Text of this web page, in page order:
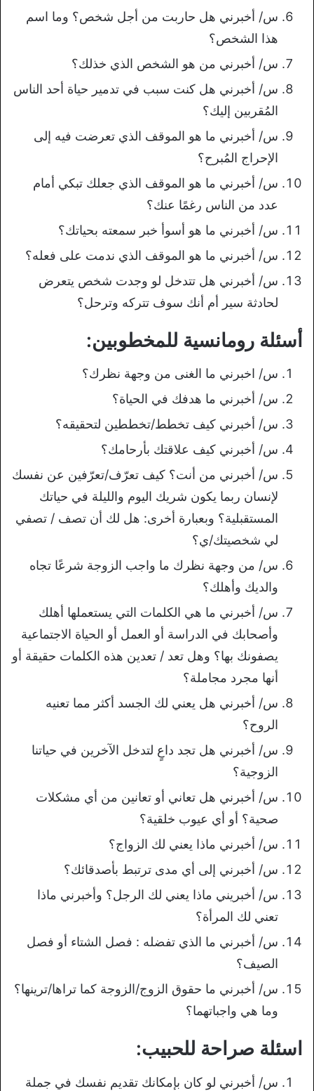
س/ أخبرني هل حاربت من أجل شخص؟ وما اسم
هذا الشخص؟
س/ أخبرني من هو الشخص الذي خذلك؟
س/ أخبرني هل كنت سبب في تدمير حياة أحد الناس
المُقربين إليك؟
س/ أخبرني ما هو الموقف الذي تعرضت فيه إلى
الإحراج المُبرح؟
س/ أخبرني ما هو الموقف الذي جعلك تبكي أمام
عدد من الناس رغمًا عنك؟
س/ أخبرني ما هو أسوأ خبر سمعته بحياتك؟
س/ أخبرني ما هو الموقف الذي ندمت على فعله؟
س/ أخبرني هل تتدخل لو وجدت شخص يتعرض
لحادثة سير أم أنك سوف تتركه وترحل؟
أسئلة رومانسية للمخطوبين:
س/ اخبرني ما الغنى من وجهة نظرك؟
س/ أخبرني ما هدفك في الحياة؟
س/ أخبرني كيف تخطط/تخططين لتحقيقه؟
س/ أخبرني كيف علاقتك بأرحامك؟
س/ أخبرني من أنت؟ كيف تعرّف/تعرّفين عن نفسك
لإنسان ربما يكون شريك اليوم والليلة في حياتك
المستقبلية؟ وبعبارة أخرى: هل لك أن تصف / تصفي
لي شخصيتك/ي؟
س/ من وجهة نظرك ما واجب الزوجة شرعًا تجاه
والديك وأهلك؟
س/ أخبرني ما هي الكلمات التي يستعملها أهلك
وأصحابك في الدراسة أو العمل أو الحياة الاجتماعية
يصفونك بها؟ وهل تعد / تعدين هذه الكلمات حقيقة أو
أنها مجرد مجاملة؟
س/ أخبرني هل يعني لك الجسد أكثر مما تعنيه
الروح؟
س/ أخبرني هل تجد داعٍ لتدخل الآخرين في حياتنا
الزوجية؟
س/ أخبرني هل تعاني أو تعانين من أي مشكلات
صحية؟ أو أي عيوب خلقية؟
س/ أخبرني ماذا يعني لك الزواج؟
س/ أخبرني إلى أي مدى ترتبط بأصدقائك؟
س/ أخبريني ماذا يعني لك الرجل؟ وأخبرني ماذا
تعني لك المرأة؟
س/ أخبرني ما الذي تفضله : فصل الشتاء أو فصل
الصيف؟
س/ أخبرني ما حقوق الزوج/الزوجة كما تراها/ترينها؟
وما هي واجباتهما؟
اسئلة صراحة للحبيب:
س/ أخبرني لو كان بإمكانك تقديم نفسك في جملة